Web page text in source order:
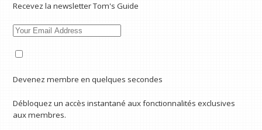
Recevez la newsletter Tom's Guide
Devenez membre en quelques secondes
Débloquez un accès instantané aux fonctionnalités exclusives
aux membres.